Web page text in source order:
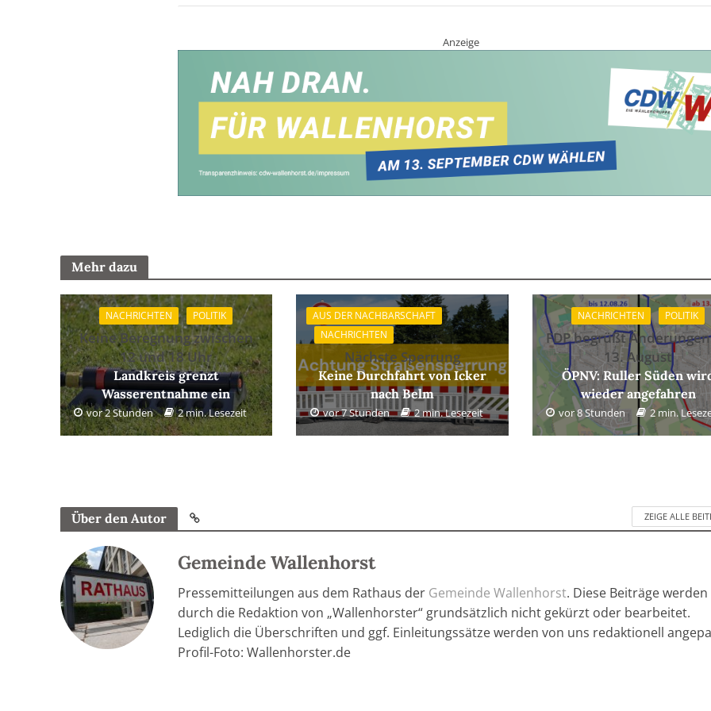
Anzeige
Mehr dazu
NACHRICHTEN POLITIK
Keine Beregnung zwischen
12 und 18 Uhr
Landkreis grenzt
Wasserentnahme ein
vor 2 Stunden 2 min. Lesezeit
AUS DER NACHBARSCHAFT
NACHRICHTEN
Nächste Sperrung
Keine Durchfahrt von Icker
nach Belm
vor 7 Stunden 2 min. Lesezeit
NACHRICHTEN POLITIK
FDP begrüßt
13. August
ÖPNV: Ruller Süden
wieder angefahren
vor 8 Stunden 2 min.
Über den Autor ZEIGE ALLE
Gemeinde Wallenhorst
Pressemitteilungen aus dem Rathaus der Gemeinde Wallenhorst. Diese Beiträge werden
durch die Redaktion von „Wallenhorster“ grundsätzlich nicht gekürzt oder bearbeitet.
Lediglich die Überschriften und ggf. Einleitungssätze werden von uns redaktionell
Profil-Foto: Wallenhorster.de